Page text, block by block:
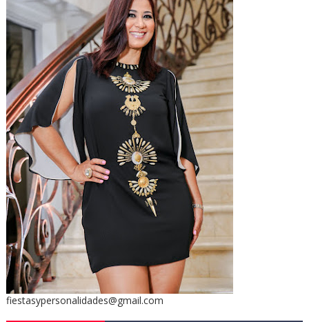
fiestasypersonalidades@gmail.com